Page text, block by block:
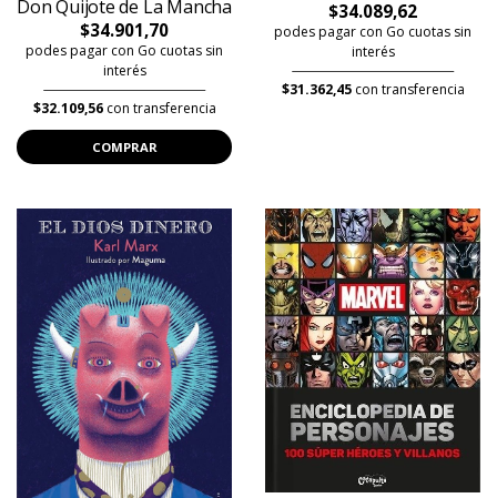
Don Quijote de La Mancha
$34.901,70
podes pagar con Go cuotas sin
interés
$32.109,56con transferencia
COMPRAR
$34.089,62
podes pagar con Go cuotas sin
interés
$31.362,45con transferencia